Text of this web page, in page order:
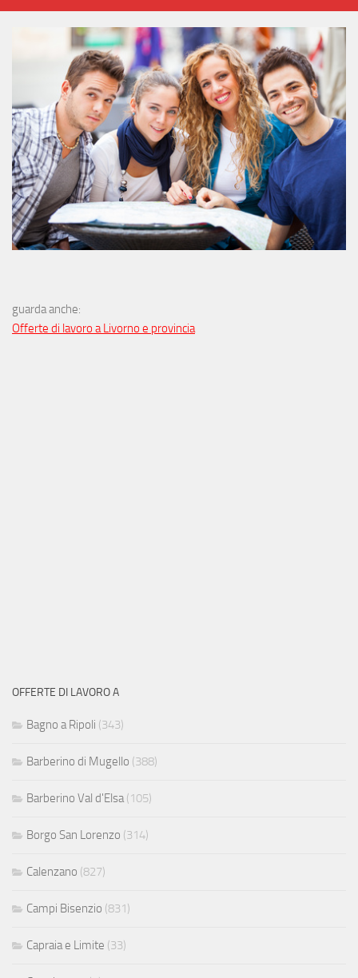
guarda anche:
Offerte di lavoro a Livorno e provincia
OFFERTE DI LAVORO A
Bagno a Ripoli (343)
Barberino di Mugello (388)
Barberino Val d'Elsa(105)
Borgo San Lorenzo (314)
Calenzano (827)
Campi Bisenzio (831)
Capraia e Limite (33)